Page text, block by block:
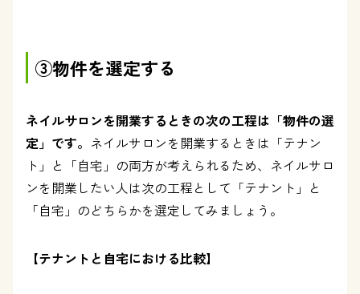
③物件を選定する
ネイルサロンを開業するときの次の工程は「物件の選
定」です。 ネイルサロンを開業するときは「テナン
ト」と「自宅」の両方が考えられるため、ネイルサロ
ンを開業したい人は次の工程として「テナント」と
「自宅」のどちらかを選定してみましょう。
【テナントと自宅における比較】